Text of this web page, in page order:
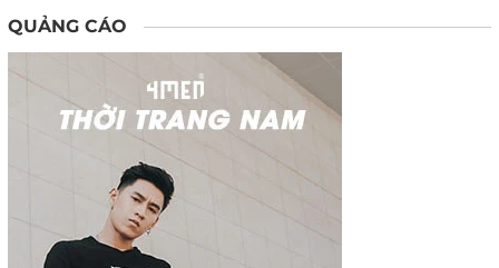
QUẢNG CÁO